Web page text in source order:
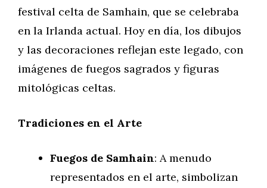
festival celta de Samhain, que se celebraba
en la Irlanda actual. Hoy en día, los dibujos
y las decoraciones reflejan este legado, con
imágenes de fuegos sagrados y figuras
mitológicas celtas.
Tradiciones en el Arte
Fuegos de Samhain: A menudo
representados en el arte, simbolizan